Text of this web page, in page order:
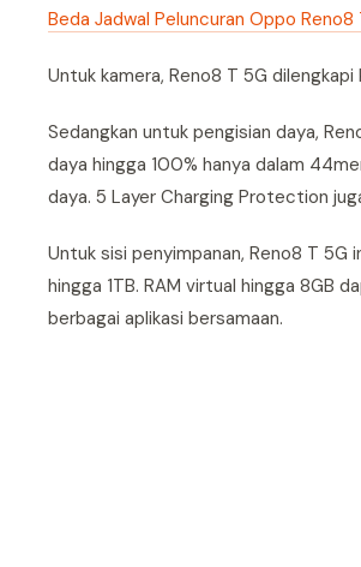
Beda Jadwal Peluncuran Oppo
Untuk kamera, Reno8 T 5G
Sedangkan untuk pengisian daya,
daya hingga 100% hanya dalam
daya. 5 Layer Charging Protection
Untuk sisi penyimpanan, Reno8 T 5G
hingga 1TB. RAM virtual hingga 8GB
berbagai aplikasi bersamaan.